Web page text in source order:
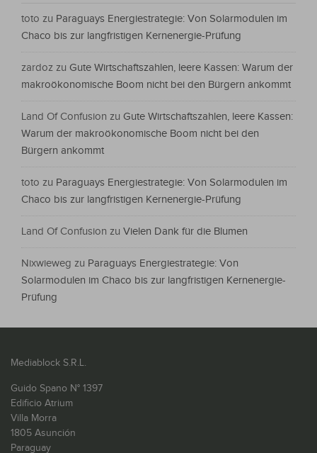
toto zu Paraguays Energiestrategie: Von Solarmodulen im
Chaco bis zur langfristigen Kernenergie-Prüfung
zardoz zu Gute Wirtschaftszahlen, leere Kassen: Warum der
makroökonomische Boom nicht bei den Bürgern ankommt
Land Of Confusion zu Gute Wirtschaftszahlen, leere Kassen:
Warum der makroökonomische Boom nicht bei den
Bürgern ankommt
toto zu Paraguays Energiestrategie: Von Solarmodulen im
Chaco bis zur langfristigen Kernenergie-Prüfung
Land Of Confusion zu Vielen Dank für die Blumen
Nixwieweg zu Paraguays Energiestrategie: Von
Solarmodulen im Chaco bis zur langfristigen Kernenergie-
Prüfung
Mediablock S.R.L.
Guido Spano N° 1397
Edificio Atrium
Villa Morra
1805 Asunción
Paraguay